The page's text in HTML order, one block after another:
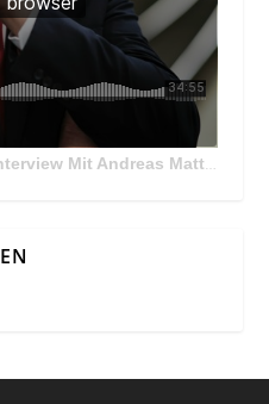
Mit Andreas Matthä, CEO der ÖBB Holding